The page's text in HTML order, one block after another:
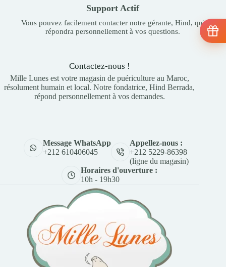
Support Actif
Vous pouvez facilement contacter notre gérante, Hind, qui
répondra personnellement à vos questions.
Contactez-nous !
Mille Lunes est votre magasin de puériculture au Maroc,
résolument humain et local. Notre fondatrice, Hind Berrada,
répond personnellement à vos demandes.
Message WhatsApp
+212 610406045
Appellez-nous :
+212 5229-86398
(ligne du magasin)
Horaires d'ouverture :
10h - 19h30